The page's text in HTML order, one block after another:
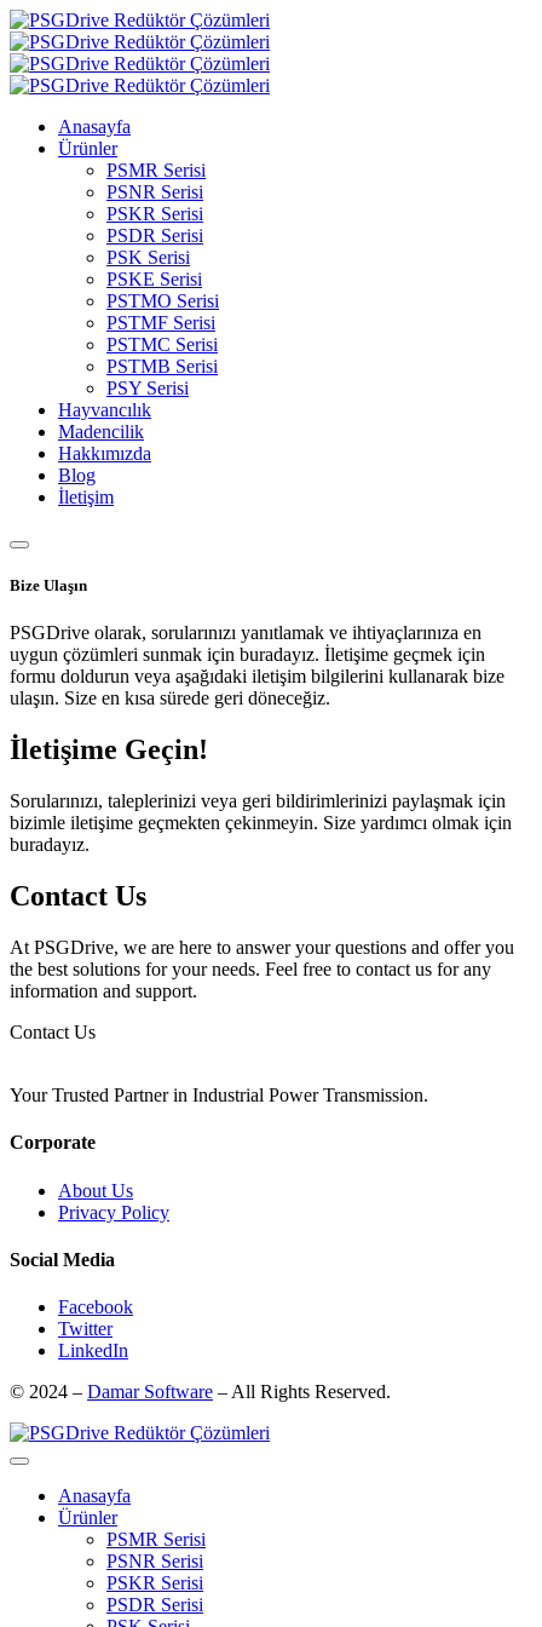
Anasayfa
Ürünler
PSMR Serisi
PSNR Serisi
PSKR Serisi
PSDR Serisi
PSK Serisi
PSKE Serisi
PSTMO Serisi
PSTMF Serisi
PSTMC Serisi
PSTMB Serisi
PSY Serisi
Hayvancılık
Madencilik
Hakkımızda
Blog
İletişim
Bize Ulaşın
PSGDrive olarak, sorularınızı yanıtlamak ve ihtiyaçlarınıza en
uygun çözümleri sunmak için buradayız. İletişime geçmek için
formu doldurun veya aşağıdaki iletişim bilgilerini kullanarak bize
ulaşın. Size en kısa sürede geri döneceğiz.
İletişime Geçin!
Sorularınızı, taleplerinizi veya geri bildirimlerinizi paylaşmak için
bizimle iletişime geçmekten çekinmeyin. Size yardımcı olmak için
buradayız.
Contact Us
At PSGDrive, we are here to answer your questions and offer you
the best solutions for your needs. Feel free to contact us for any
information and support.
Contact Us
Your Trusted Partner in Industrial Power Transmission.
Corporate
About Us
Privacy Policy
Social Media
Facebook
Twitter
LinkedIn
© 2024 – Damar Software – All Rights Reserved.
Anasayfa
Ürünler
PSMR Serisi
PSNR Serisi
PSKR Serisi
PSDR Serisi